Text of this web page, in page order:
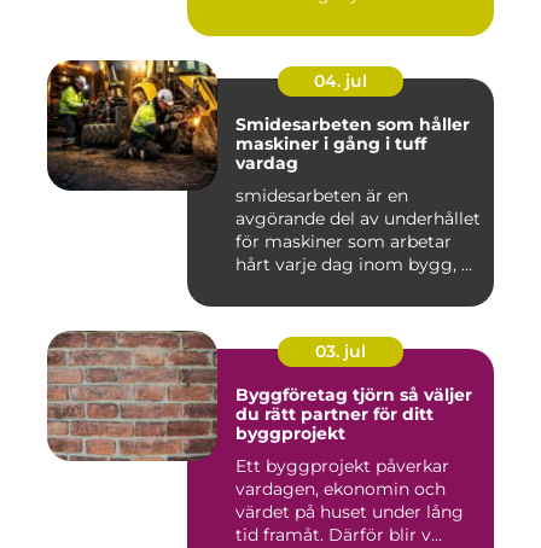
04. jul
Smidesarbeten som håller
maskiner i gång i tuff
vardag
smidesarbeten är en
avgörande del av underhållet
för maskiner som arbetar
hårt varje dag inom bygg, ...
03. jul
Byggföretag tjörn så väljer
du rätt partner för ditt
byggprojekt
Ett byggprojekt påverkar
vardagen, ekonomin och
värdet på huset under lång
tid framåt. Därför blir v...